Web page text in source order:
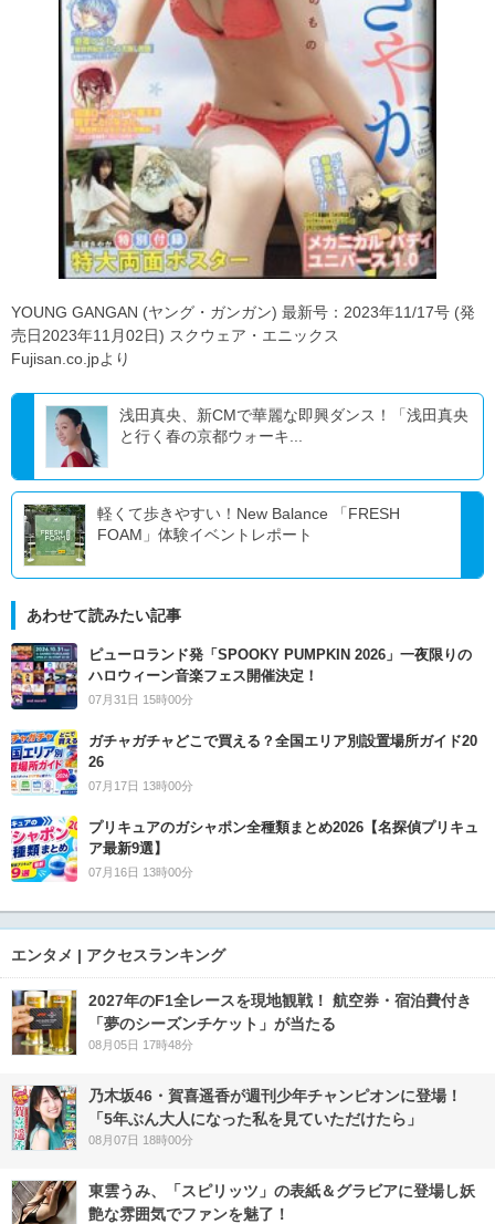
YOUNG GANGAN (ヤング・ガンガン) 最新号：2023年11/17号 (発
売日2023年11月02日) スクウェア・エニックス
Fujisan.co.jpより
浅田真央、新CMで華麗な即興ダンス！「浅田真央
と行く春の京都ウォーキ...
軽くて歩きやすい！New Balance 「FRESH
FOAM」体験イベントレポート
あわせて読みたい記事
ピューロランド発「SPOOKY PUMPKIN 2026」一夜限りの
ハロウィーン音楽フェス開催決定！
07月31日 15時00分
ガチャガチャどこで買える？全国エリア別設置場所ガイド20
26
07月17日 13時00分
プリキュアのガシャポン全種類まとめ2026【名探偵プリキュ
ア最新9選】
07月16日 13時00分
エンタメ | アクセスランキング
2027年のF1全レースを現地観戦！ 航空券・宿泊費付き
「夢のシーズンチケット」が当たる
08月05日 17時48分
乃木坂46・賀喜遥香が週刊少年チャンピオンに登場！
「5年ぶん大人になった私を見ていただけたら」
08月07日 18時00分
東雲うみ、「スピリッツ」の表紙＆グラビアに登場し妖
艶な雰囲気でファンを魅了！